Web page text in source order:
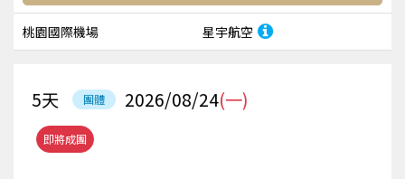
桃園國際機場 星宇航空
即將成團
團體 2026/08/24(一)
5天